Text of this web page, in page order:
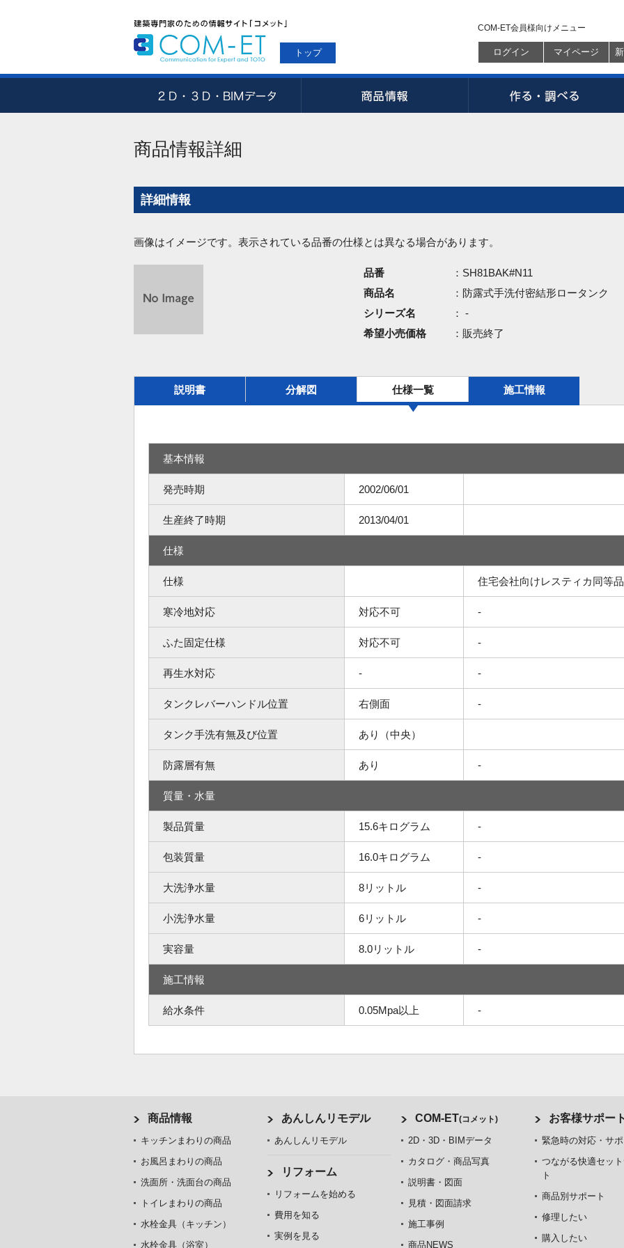
トップ
COM-ET会員様向けメニュー
ログイン マイページ
商品情報詳細
詳細情報
画像はイメージです。表示されている品番の仕様とは異なる場合があります。
品番
：SH81BAK#N11
商品名
：防露式手洗付密結形ロータンク
シリーズ名
： -
希望小売価格
：販売終了
説明書 分解図 仕様一覧 施工情報
基本情報
発売時期 2002/06/01
生産終了時期 2013/04/01
仕様
仕様 住宅会社向けレスティカ同等品
寒冷地対応 対応不可 -
ふた固定仕様 対応不可 -
再生水対応 - -
タンクレバーハンドル位置 右側面 -
タンク手洗有無及び位置 あり（中央）
防露層有無 あり -
質量・水量
製品質量 15.6キログラム -
包装質量 16.0キログラム -
大洗浄水量 8リットル -
小洗浄水量 6リットル -
実容量 8.0リットル -
施工情報
給水条件 0.05Mpa以上 -
商品情報
キッチンまわりの商品
お風呂まわりの商品
洗面所・洗面台の商品
トイレまわりの商品
水栓金具（キッチン）
水栓金具（浴室）
あんしんリモデル
あんしんリモデル
リフォーム
リフォームを始める
費用を知る
実例を見る
COM-ET(コメット)
2D・3D・BIMデータ
カタログ・商品写真
説明書・図面
見積・図面請求
施工事例
商品NEWS
お客様サポー
緊急時の対応・サ
つながる快適セッ
ト
商品別サポート
修理したい
購入したい